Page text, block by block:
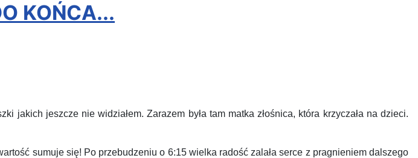
KOŃCA...
jeszcze nie widziałem. Zarazem była tam matka złośnica, która krzyczała na dzieci.
sumuje się! Po przebudzeniu o 6:15 wielka radość zalała serce z pragnieniem dalszego